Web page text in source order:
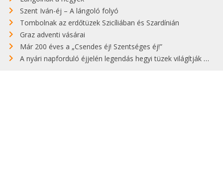
Szent Iván-éj – A lángoló folyó
Tombolnak az erdőtüzek Szicíliában és Szardínián
Graz adventi vásárai
Már 200 éves a „Csendes éj! Szentséges éj!”
A nyári napforduló éjjelén legendás hegyi tüzek világítják meg Zugspitzét